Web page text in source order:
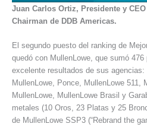
Juan Carlos Ortiz, Presidente y
Chairman de DDB Americas.
El segundo puesto del ranking de
quedó con MullenLowe, que sumó
excelente resultados de sus
MullenLowe, Ponce, MullenLowe 511,
MullenLowe, MullenLowe Brasil y
metales (10 Oros, 23 Platas y 25
de MullenLowe SSP3 (“Rebrand the